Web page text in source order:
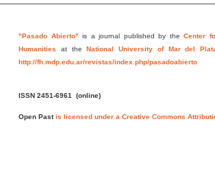
"Pasado Abierto" is a journal published by the Center
Humanities at the National University of Mar del
http://fh.mdp.edu.ar/revistas/index.php/pasadoabierto
ISSN 2451-6961(online)
Open Pastis licensed under a Creative Commons